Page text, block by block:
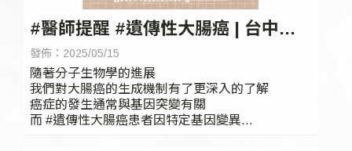
#醫師提醒 #遺傳性大腸癌 | 台中大
腸癌檢查,台中大腸鏡檢查
發佈：2025/05/15
隨著分子生物學的進展
我們對大腸癌的生成機制有了更深入的了解
癌症的發生通常與基因突變有關
而 #遺傳性大腸癌患者因特定基因變異